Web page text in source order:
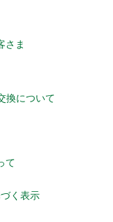
さま
換について
て
く表示